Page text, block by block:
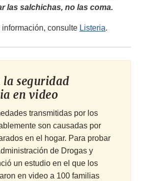
las salchichas, no las coma.
información, consulte Listeria.
la seguridad
en video
transmitidas por los
son causadas por
en el hogar. Para probar
de Drogas y
un estudio en el que los
en video a 100 familias